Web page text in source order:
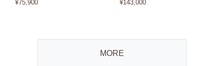
¥75,900
¥143,000
MORE